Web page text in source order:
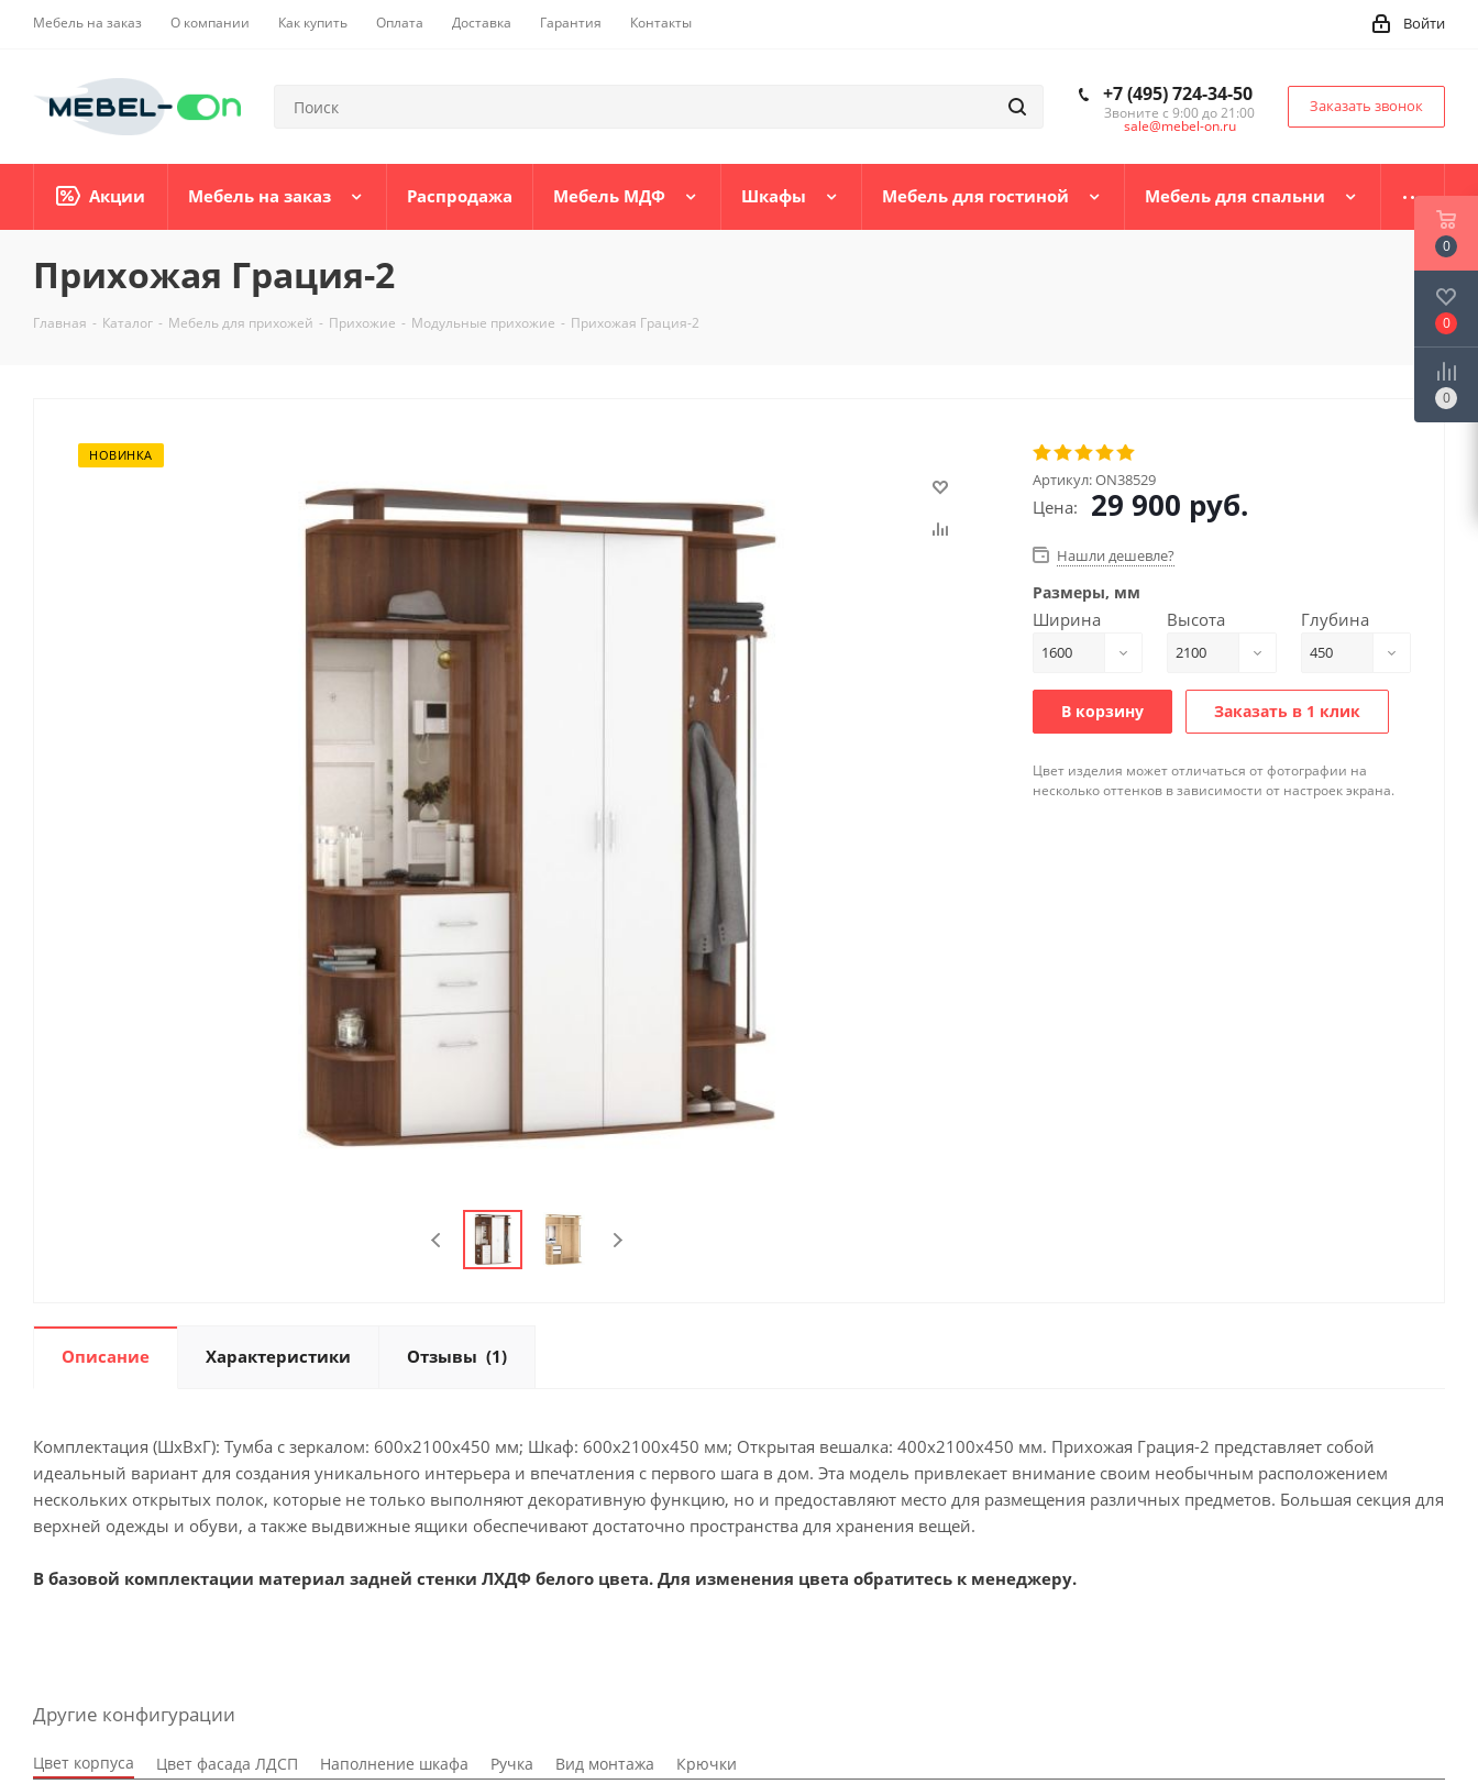
Мебель на заказ О компании Как купить Оплата Доставка Гарантия Контакты Войти
+7 (495) 724-34-50
Звоните с 9:00 до 21:00
sale@mebel-on.ru
Заказать звонок
Акции Мебель на заказ Распродажа Мебель МДФ Шкафы Мебель для гостиной Мебель для спальни
Прихожая Грация-2
Главная - Каталог - Мебель для прихожей - Прихожие - Модульные прихожие - Прихожая Грация-2
НОВИНКА
Артикул:ON38529
Цена: 29 900 руб.
Нашли дешевле?
Размеры, мм
Ширина
1600
Высота
2100
Глубина
450
В корзину Заказать в 1 клик
Цвет изделия может отличаться от фотографии на
несколько оттенков в зависимости от настроек экрана.
Описание Характеристики Отзывы (1)
Комплектация (ШхВхГ): Тумба с зеркалом: 600х2100х450 мм; Шкаф: 600х2100х450 мм; Открытая вешалка: 400х2100х450 мм. Прихожая Грация-2 представляет собой
идеальный вариант для создания уникального интерьера и впечатления с первого шага в дом. Эта модель привлекает внимание своим необычным расположением
нескольких открытых полок, которые не только выполняют декоративную функцию, но и предоставляют место для размещения различных предметов. Большая секция для
верхней одежды и обуви, а также выдвижные ящики обеспечивают достаточно пространства для хранения вещей.
В базовой комплектации материал задней стенки ЛХДФ белого цвета. Для изменения цвета обратитесь к менеджеру.
Другие конфигурации
Цвет корпуса Цвет фасада ЛДСП Наполнение шкафа Ручка Вид монтажа Крючки
0
0
0